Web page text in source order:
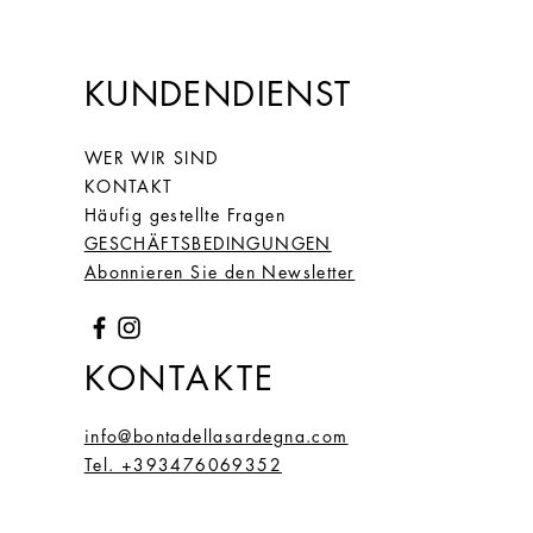
KUNDENDIENST
WER WIR SIND
KONTAKT
Häufig gestellte Fragen
GESCHÄFTSBEDINGUNGEN
Abonnieren Sie den Newsletter
KONTAKTE
info@bontadellasardegna.com
Tel. +393476069352